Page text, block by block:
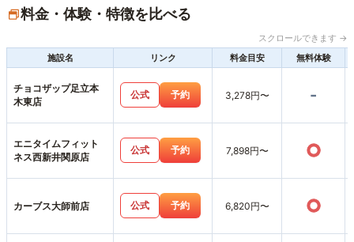
料金・体験・特徴を比べる
スクロールできます →
施設名
リンク 料金目安 無料体験
チョコザップ足立本
木東店
公式 予約 3,278円〜 -
エニタイムフィット
ネス西新井関原店
公式 予約 7,898円〜 ○
カーブス大師前店 公式 予約 6,820円〜 ○